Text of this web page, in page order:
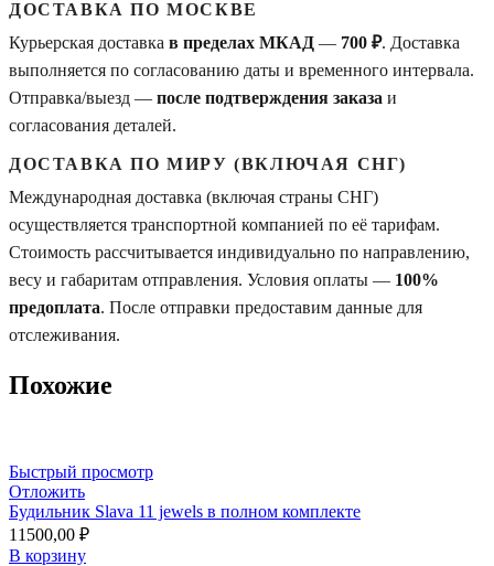
ДОСТАВКА ПО МОСКВЕ
Курьерская доставка в пределах МКАД — 700 ₽. Доставка
выполняется по согласованию даты и временного интервала.
Отправка/выезд — после подтверждения заказа и
согласования деталей.
ДОСТАВКА ПО МИРУ (ВКЛЮЧАЯ СНГ)
Международная доставка (включая страны СНГ)
осуществляется транспортной компанией по её тарифам.
Стоимость рассчитывается индивидуально по направлению,
весу и габаритам отправления. Условия оплаты — 100%
предоплата. После отправки предоставим данные для
отслеживания.
Похожие
Быстрый просмотр
Отложить
Будильник Slava 11 jewels в полном комплекте
11500,00 ₽
В корзину